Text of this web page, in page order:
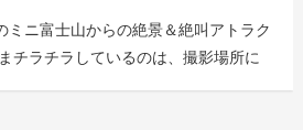
ミニ富士山からの絶景＆絶叫アトラク
チラチラしているのは、撮影場所に